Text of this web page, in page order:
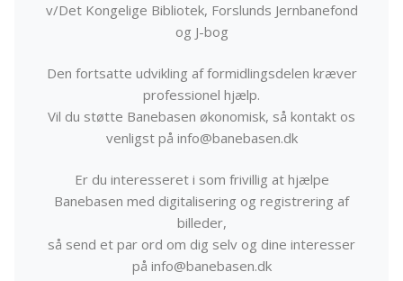
v/Det Kongelige Bibliotek, Forslunds Jernbanefond
og J-bog
Den fortsatte udvikling af formidlingsdelen kræver
professionel hjælp.
Vil du støtte Banebasen økonomisk, så kontakt os
venligst på info@banebasen.dk
Er du interesseret i som frivillig at hjælpe
Banebasen med digitalisering og registrering af
billeder,
så send et par ord om dig selv og dine interesser
på info@banebasen.dk